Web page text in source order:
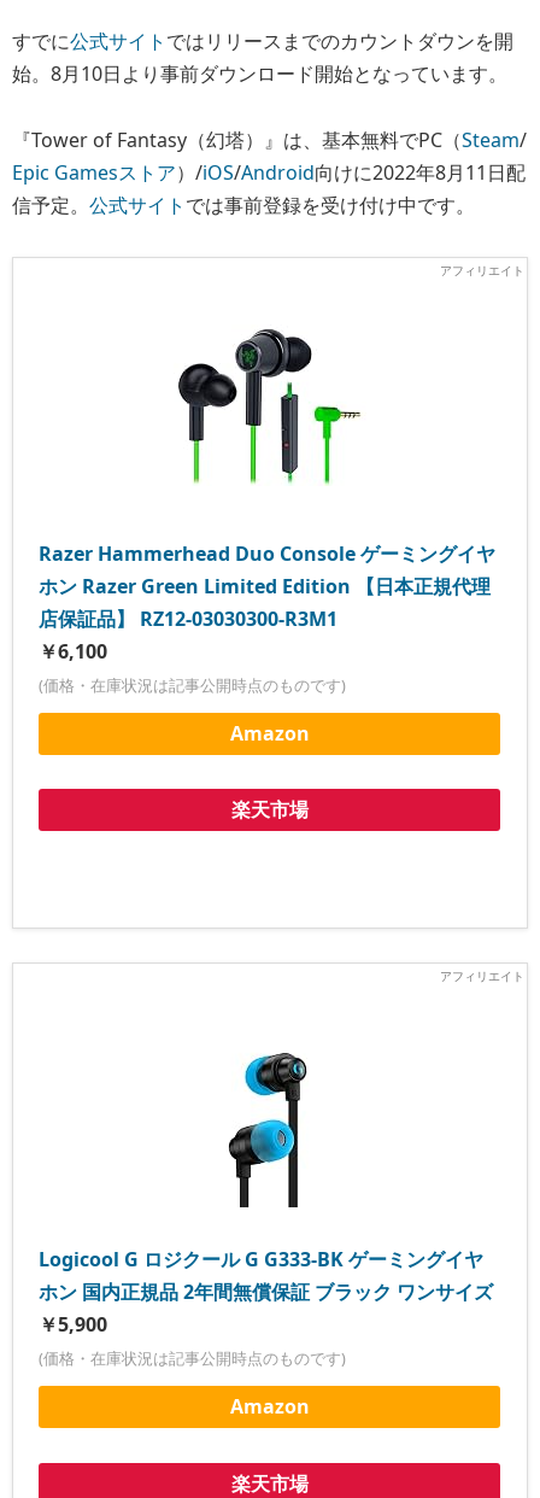
すでに公式サイト ではリリースまでのカウントダウンを開
始。8月10日より事前ダウンロード開始となっています。
『Tower of Fantasy（幻塔）』は、基本無料でPC（Steam/
Epic Gamesストア）/iOS/Android向けに2022年8月11日配
信予定。 公式サイト では事前登録を受け付け中です。
Razer Hammerhead Duo Console ゲーミングイヤ
ホン Razer Green Limited Edition 【日本正規代理
店保証品】 RZ12-03030300-R3M1
￥6,100
(価格・在庫状況は記事公開時点のものです)
Amazon
楽天市場
Logicool G ロジクール G G333-BK ゲーミングイヤ
ホン 国内正規品 2年間無償保証 ブラック ワンサイズ
￥5,900
(価格・在庫状況は記事公開時点のものです)
Amazon
楽天市場